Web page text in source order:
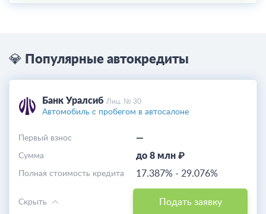
💎 Популярные автокредиты
Банк Уралсиб Лиц. № 30
Автомобиль с пробегом в автосалоне
—
Первый взнос
до 8 млн ₽
Cумма
17.387% - 29.076%
Полная стоимость кредита
Подать заявку
Скрыть